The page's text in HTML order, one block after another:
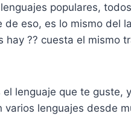
populares,
eso, es lo mismo del
?? cuesta el mismo
lenguaje que te guste,
lenguajes desde